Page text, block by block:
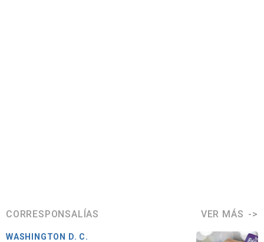
CORRESPONSALÍAS VER MÁS
WASHINGTON D. C.